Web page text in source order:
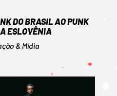
DO BRASIL AO PUNK
ESLOVÊNIA
& Mídia